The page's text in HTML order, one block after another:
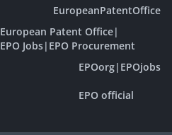
EuropeanPatentOffice
European Patent Office|
EPO Jobs| EPO Procurement
EPOorg| EPOjobs
EPO official